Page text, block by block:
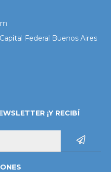
Federal Buenos Aires
¡Y RECIBÍ